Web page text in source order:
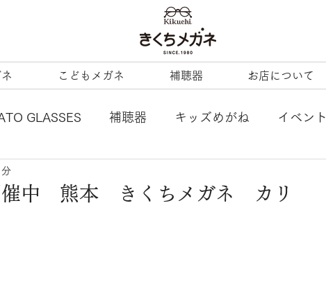
こどもメガネ 補聴器 お店について
GLASSES 補聴器 キッズめがね イベント
催中 熊本 きくちメガネ カリ